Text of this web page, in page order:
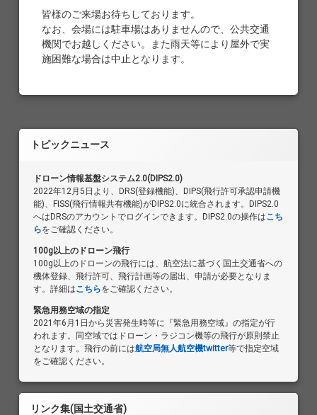
皆様のご来場お待ちしております。
なお、会場には駐車場はありませんので、公共交通
機関でお越しください。また雨天等により屋外で実
施困難な場合は中止となります。
トピックニュース
ドローン情報基盤システム2.0(DIPS2.0)
2022年12月5日より、DRS(登録機能)、DIPS(飛行許可承認申請機
能)、FISS(飛行情報共有機能)がDIPS2.0に統合されます。DIPS2.0
へはDRSのアカウントでログインできます。DIPS2.0の操作はこち
らをご確認ください。
100g以上のドローン飛行
100g以上のドローンの飛行には、航空法に基づく国土交通省への
機体登録、飛行許可、飛行計画等の届出、申請が必要となりま
す。詳細はこちらをご確認ください。
緊急用務空域の指定
2021年6月1日から災害発生時等に『緊急用務空域』の指定が行
われます。同空域ではドローン・ラジコン機等の飛行が原則禁止
となります。飛行の前には航空局無人航空機twitter等で指定空域
をご確認ください。
リンク集(国土交通省)